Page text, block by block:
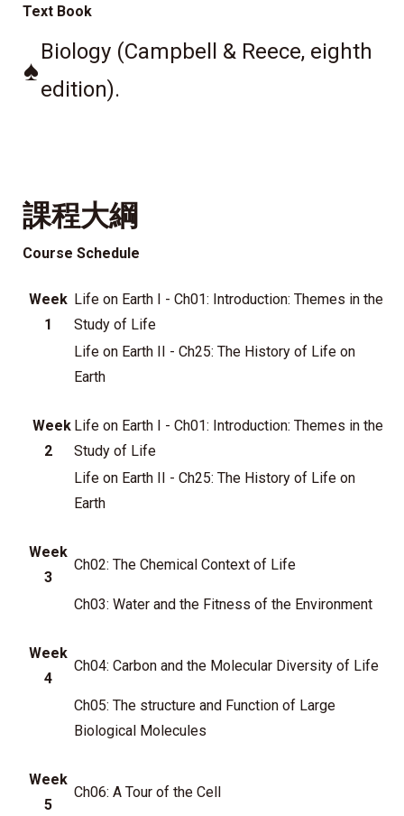
Text Book
♠
Biology (Campbell & Reece, eighth
edition).
課程大綱
Course Schedule
Week
1
Life on Earth I - Ch01: Introduction: Themes in the
Study of Life
Life on Earth II - Ch25: The History of Life on
Earth
Week
2
Life on Earth I - Ch01: Introduction: Themes in the
Study of Life
Life on Earth II - Ch25: The History of Life on
Earth
Week
3
Ch02: The Chemical Context of Life
Ch03: Water and the Fitness of the Environment
Week
4
Ch04: Carbon and the Molecular Diversity of Life
Ch05: The structure and Function of Large
Biological Molecules
Week
5
Ch06: A Tour of the Cell